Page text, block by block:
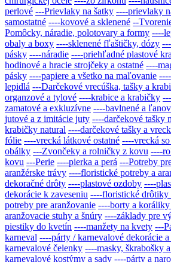
perlové ---Prievlaky na šatky ----prievlaky
samostatné ----kovové a sklenené --
Pomôcky, náradie, polotovary a formy ----
obaly a boxy ----sklenené fľaštičky, dózy
pásky ----náradie ----priehľadné plastové
hodinové a hracie strojčeky a ostatné ----
pásky ----papiere a všetko na maľovanie
lepidlá ---Darčekové vrecúška, tašky a
organzové a tylové ----krabice a krabičky
zamatové a exkluzívne ----bavlnené a
jutové a z imitácie juty ----darčekové tašky
krabičky natural ----darčekové tašky a
fólie ----vrecká látkové ostatné ----vrecká
obálky ---Zvončeky a rolničky z kovu ----
kovu ---Perie ----pierka a perá ---Potreby
aranžérske trávy ----floristické potreby a
dekoračné drôty ----plastové ozdoby ----
dekorácie k zaveseniu ----floristické drôtiky
potreby pre aranžovanie ----borty a koráliky
aranžovacie stuhy a šnúry ----základy pre
piestiky do kvetín ----manžety na kvety ---
karneval ----párty / karnevalové dekorácie
karnevalové čelenky ----masky, škrabošky
karnevalové kostýmy a sady ----párty a